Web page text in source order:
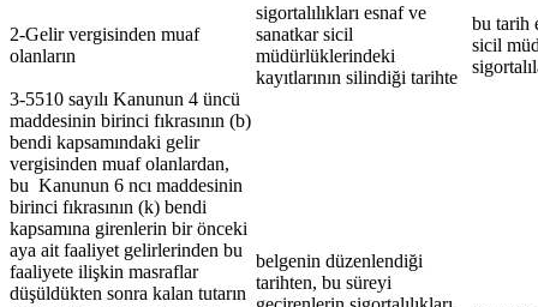
2-Gelir vergisinden muaf
olanların
sigortalılıkları esnaf ve
sanatkar sicil
müdürlüklerindeki
kayıtlarının silindiği tarihte
bu tarih
sicil
3-5510 sayılı Kanunun 4 üncü
maddesinin birinci fıkrasının (b)
bendi kapsamındaki gelir
vergisinden muaf olanlardan,
bu Kanunun 6 ncı maddesinin
birinci fıkrasının (k) bendi
kapsamına girenlerin bir önceki
aya ait faaliyet gelirlerinden bu
faaliyete ilişkin masraflar
düşüldükten sonra kalan tutarın
belgenin düzenlendiği
tarihten, bu süreyi